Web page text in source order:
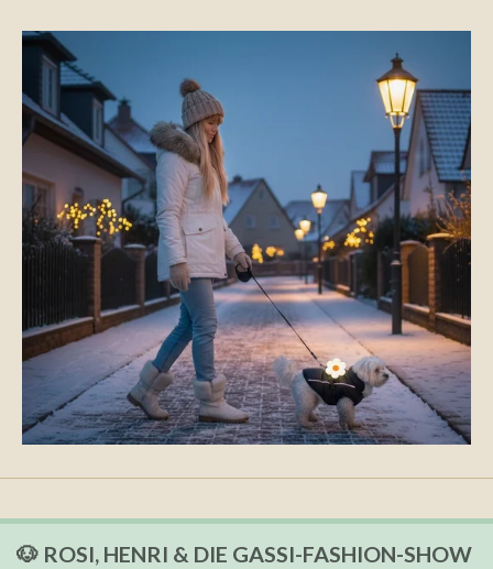
🐶 ROSI, HENRI & DIE GASSI-FASHION-SHOW